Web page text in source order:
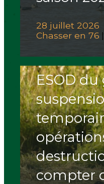
28 juillet 2026
Chasser en 76
ESOD du
compter